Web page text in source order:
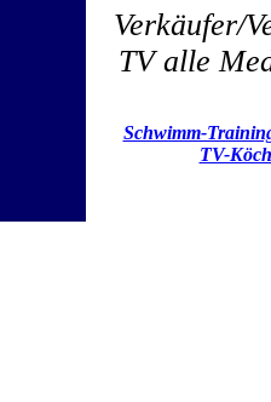
Verkäufer/
TV alle
Schwimm-
TV-